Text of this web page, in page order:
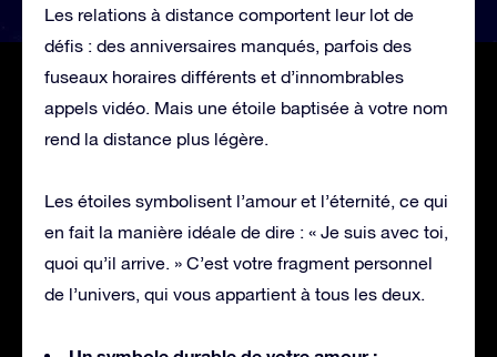
Les relations à distance comportent leur lot de
défis : des anniversaires manqués, parfois des
fuseaux horaires différents et d’innombrables
appels vidéo. Mais une étoile baptisée à votre nom
rend la distance plus légère.
Les étoiles symbolisent l’amour et l’éternité, ce qui
en fait la manière idéale de dire : « Je suis avec toi,
quoi qu’il arrive. » C’est votre fragment personnel
de l’univers, qui vous appartient à tous les deux.